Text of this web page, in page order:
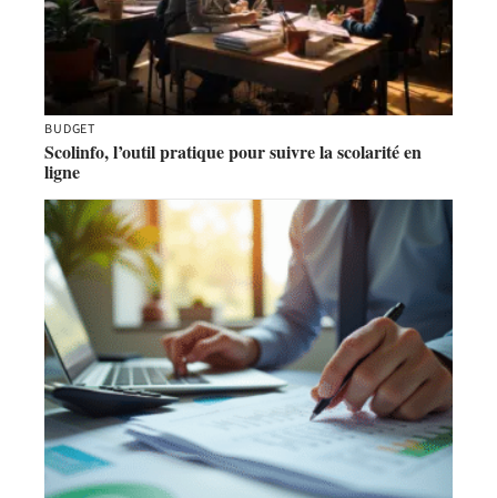
BUDGET
Scolinfo, l’outil pratique pour suivre la scolarité en
ligne